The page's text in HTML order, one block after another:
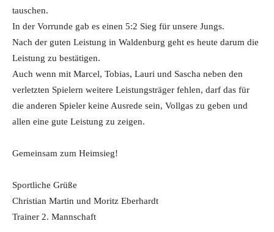
tauschen.
In der Vorrunde gab es einen 5:2 Sieg für unsere Jungs.
Nach der guten Leistung in Waldenburg geht es heute darum die
Leistung zu bestätigen.
Auch wenn mit Marcel, Tobias, Lauri und Sascha neben den
verletzten Spielern weitere Leistungsträger fehlen, darf das für
die anderen Spieler keine Ausrede sein, Vollgas zu geben und
allen eine gute Leistung zu zeigen.
Gemeinsam zum Heimsieg!
Sportliche Grüße
Christian Martin und Moritz Eberhardt
Trainer 2. Mannschaft